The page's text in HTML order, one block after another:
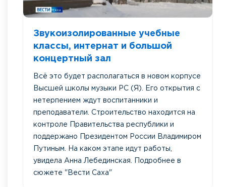
Звукоизолированные учебные
классы, интернат и большой
концертный зал
Всё это будет располагаться в новом корпусе
Высшей школы музыки РС (Я). Его открытия с
нетерпением ждут воспитанники и
преподаватели. Строительство находится на
контроле Правительства республики и
поддержано Президентом России Владимиром
Путиным. На каком этапе идут работы,
увидела Анна Лебединская. Подробнее в
сюжете "Вести Саха"